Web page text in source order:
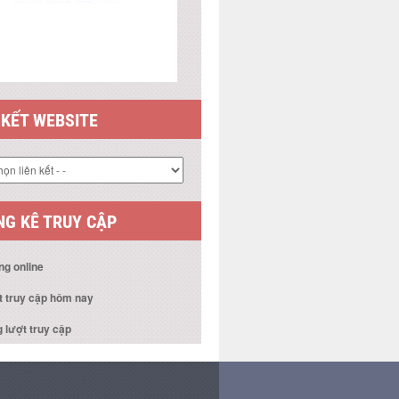
WEBSITE
KÊ TRUY CẬP
online
truy cập hôm nay
lượt truy cập